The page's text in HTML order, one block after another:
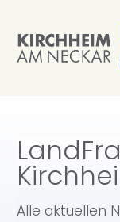
Alle aktuellen